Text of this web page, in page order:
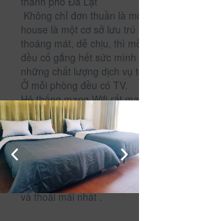
Không chỉ đơn thuần là một nơi lưu trú cho
house là một cơ sở lưu trú nằm trên đồi ,
thoáng mát, dễ chịu, thì mỗi phòng nghỉ ở
đều cố gắng hết sức mình để có thể đem
những chất lượng dịch vụ tốt nhất.
Ở mỗi phòng đều có TV.
Hệ thống mạng Wifi rất mạnh, các bạn
"sống ảo" mà không sợ mạng chậm hay lag
Mỗi phòng đều có cửa sổ, view hướng ra
Phòng luôn được chúng mình đảm bảo
tiện nghi cho khách du lịch, đặc biệt là nhà
Đặc biệt khác hẳn với các cơ sở lưu trú
được trang bị đệm cao su giúp các vị khách
và thoải mái nhất .